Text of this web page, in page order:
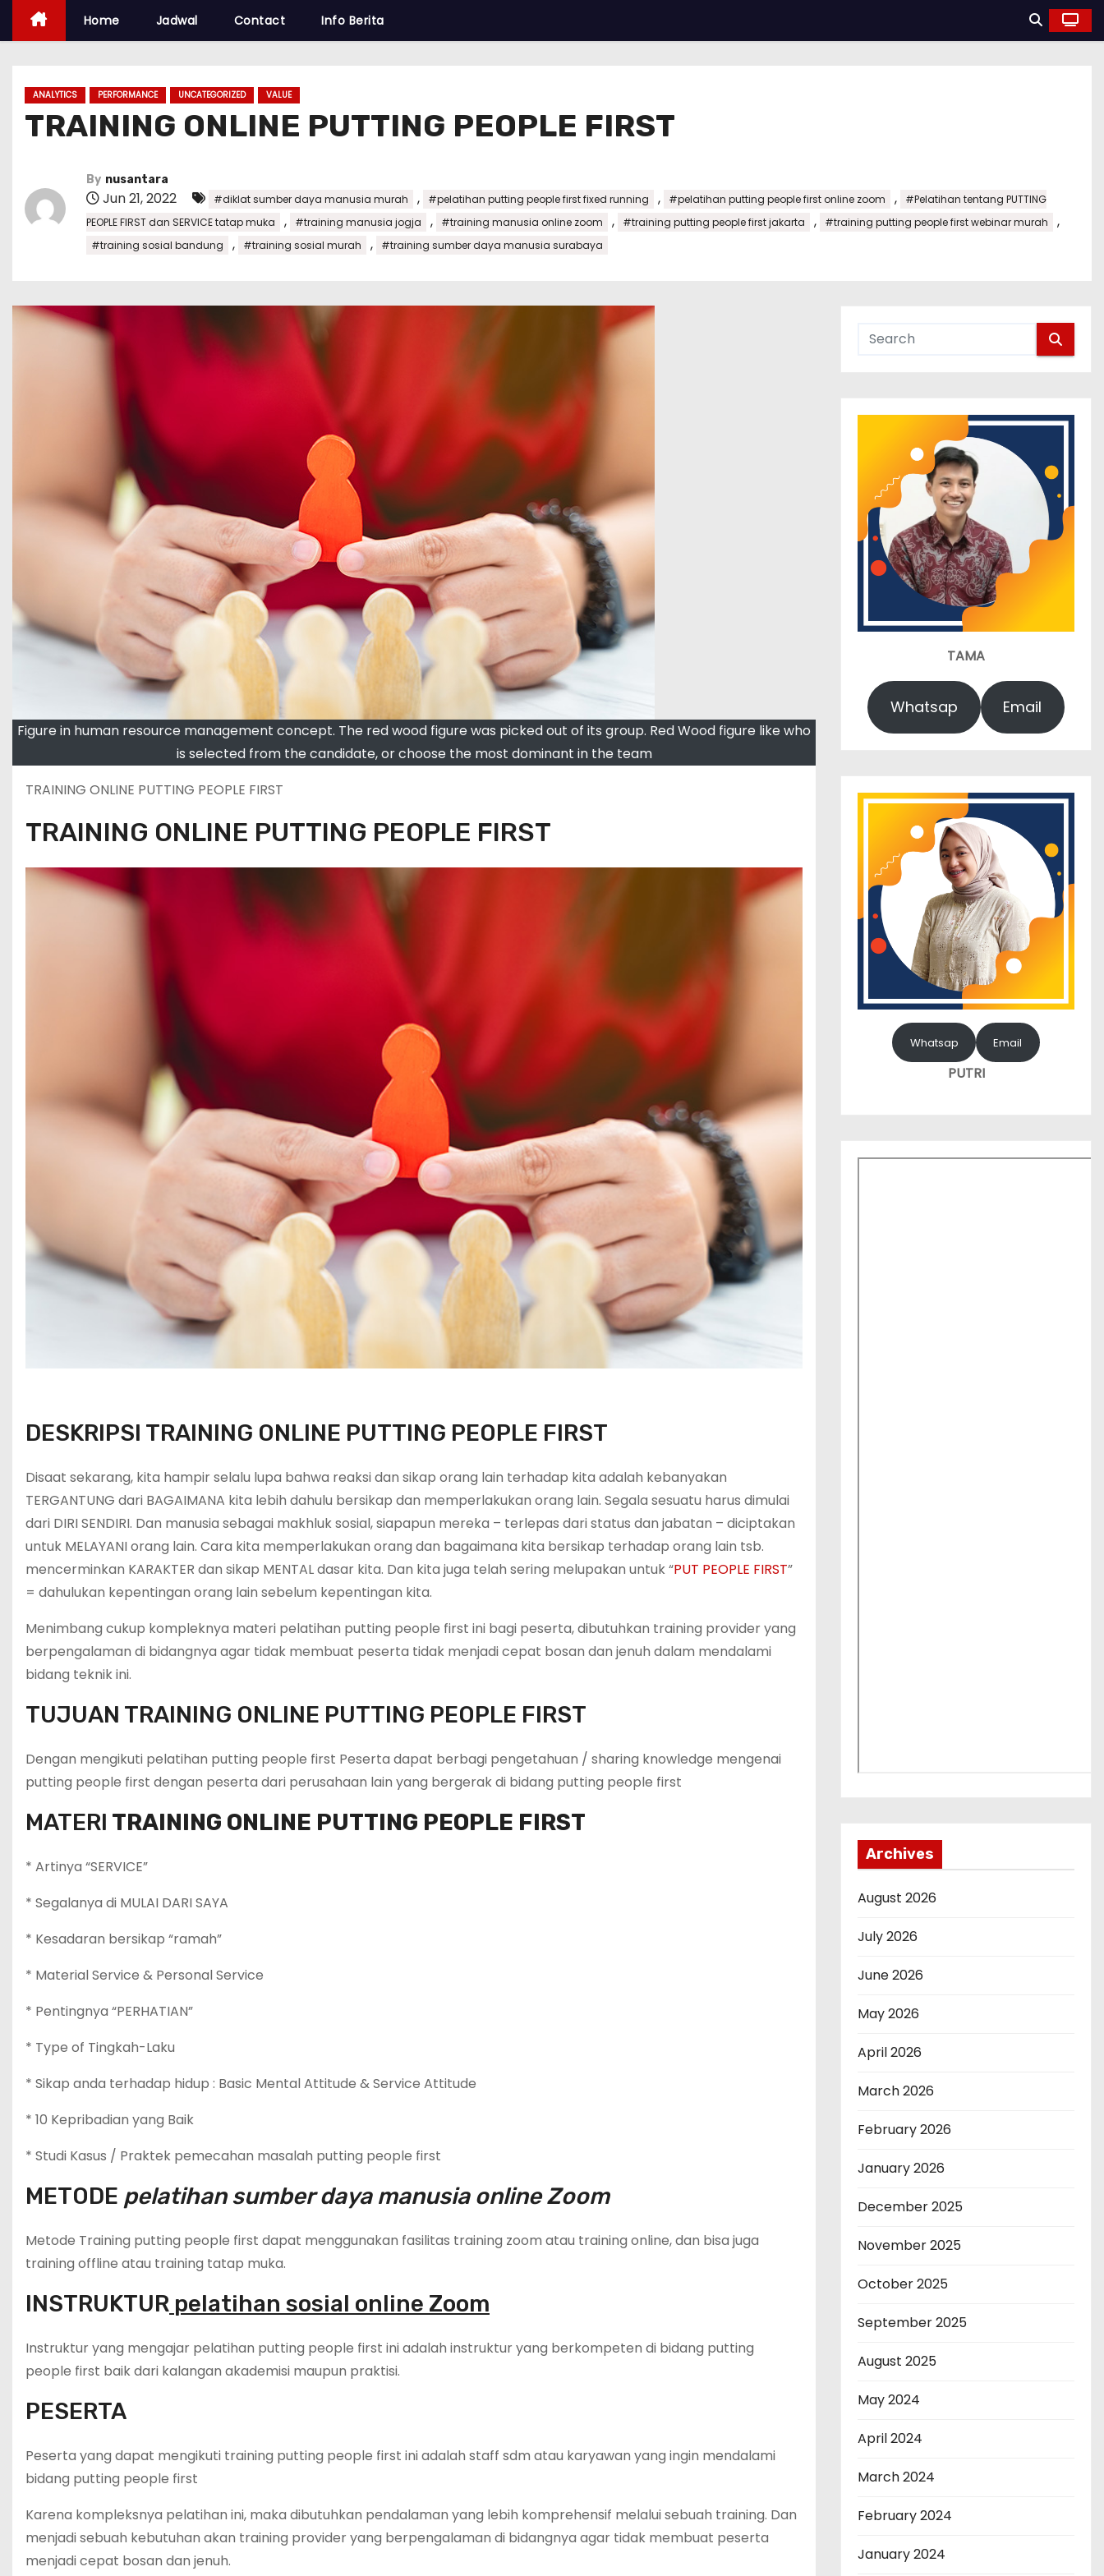
Home Jadwal Contact Info Berita
ANALYTICS PERFORMANCE UNCATEGORIZED VALUE
TRAINING ONLINE PUTTING PEOPLE FIRST
By nusantara
Jun 21, 2022 #diklat sumber daya manusia murah , #pelatihan putting people first fixed running , #pelatihan putting people first online zoom ,
#Pelatihan tentang PUTTING
PEOPLE FIRST dan SERVICE tatap muka
, #training manusia jogja , #training manusia online zoom , #training putting people first jakarta , #training putting people first webinar murah ,
#training sosial bandung , #training sosial murah , #training sumber daya manusia surabaya
Figure in human resource management concept. The red wood figure was picked out of its group. Red Wood figure like who
is selected from the candidate, or choose the most dominant in the team
TRAINING ONLINE PUTTING PEOPLE FIRST
TRAINING ONLINE PUTTING PEOPLE FIRST
DESKRIPSI TRAINING ONLINE PUTTING PEOPLE FIRST
Disaat sekarang, kita hampir selalu lupa bahwa reaksi dan sikap orang lain terhadap kita adalah kebanyakan
TERGANTUNG dari BAGAIMANA kita lebih dahulu bersikap dan memperlakukan orang lain. Segala sesuatu harus dimulai
dari DIRI SENDIRI. Dan manusia sebagai makhluk sosial, siapapun mereka – terlepas dari status dan jabatan – diciptakan
untuk MELAYANI orang lain. Cara kita memperlakukan orang dan bagaimana kita bersikap terhadap orang lain tsb.
mencerminkan KARAKTER dan sikap MENTAL dasar kita. Dan kita juga telah sering melupakan untuk “PUT PEOPLE FIRST”
= dahulukan kepentingan orang lain sebelum kepentingan kita.
Menimbang cukup kompleknya materi pelatihan putting people first ini bagi peserta, dibutuhkan training provider yang
berpengalaman di bidangnya agar tidak membuat peserta tidak menjadi cepat bosan dan jenuh dalam mendalami
bidang teknik ini.
TUJUAN TRAINING ONLINE PUTTING PEOPLE FIRST
Dengan mengikuti pelatihan putting people first Peserta dapat berbagi pengetahuan / sharing knowledge mengenai
putting people first dengan peserta dari perusahaan lain yang bergerak di bidang putting people first
MATERI TRAINING ONLINE PUTTING PEOPLE FIRST
* Artinya “SERVICE”
* Segalanya di MULAI DARI SAYA
* Kesadaran bersikap “ramah”
* Material Service & Personal Service
* Pentingnya “PERHATIAN”
* Type of Tingkah-Laku
* Sikap anda terhadap hidup : Basic Mental Attitude & Service Attitude
* 10 Kepribadian yang Baik
* Studi Kasus / Praktek pemecahan masalah putting people first
METODE pelatihan sumber daya manusia online Zoom
Metode Training putting people first dapat menggunakan fasilitas training zoom atau training online, dan bisa juga
training offline atau training tatap muka.
INSTRUKTUR pelatihan sosial online Zoom
Instruktur yang mengajar pelatihan putting people first ini adalah instruktur yang berkompeten di bidang putting
people first baik dari kalangan akademisi maupun praktisi.
PESERTA
Peserta yang dapat mengikuti training putting people first ini adalah staff sdm atau karyawan yang ingin mendalami
bidang putting people first
Karena kompleksnya pelatihan ini, maka dibutuhkan pendalaman yang lebih komprehensif melalui sebuah training. Dan
menjadi sebuah kebutuhan akan training provider yang berpengalaman di bidangnya agar tidak membuat peserta
menjadi cepat bosan dan jenuh.
TAMA
Whatsap Email
Whatsap Email
PUTRI
Archives
August 2026
July 2026
June 2026
May 2026
April 2026
March 2026
February 2026
January 2026
December 2025
November 2025
October 2025
September 2025
August 2025
May 2024
April 2024
March 2024
February 2024
January 2024